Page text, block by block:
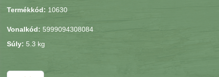
Termékkód: 10630
Vonalkód: 5999094308084
Súly: 5.3 kg